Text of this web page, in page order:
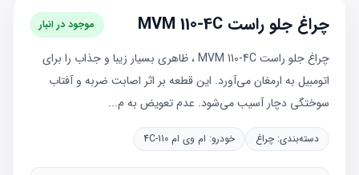
چراغ جلو راست MVM 110-4C موجود در انبار
چراغ جلو راست MVM 110-4C ، ظاهری بسیار زیبا و جذاب را برای
اتومبیل به ارمغان می‌آورد. این قطعه بر اثر اصابت ضربه و آفتاب
سوختگی دچار آسیب می‌شود. عدم تعویض به م...
دسته‌بندی: چراغ خودرو: ام وی ام 110-4C